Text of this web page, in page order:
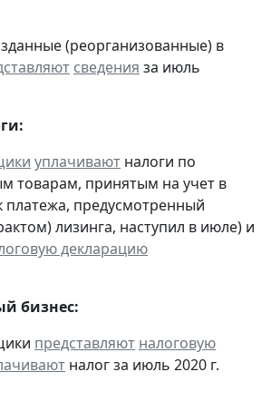
(реорганизованные) в
сведения за июль
уплачивают налоги по
товарам, принятым на учет в
платежа, предусмотренный
лизинга, наступил в июле) и
декларацию
бизнес:
представляют налоговую
налог за июль 2020 г.